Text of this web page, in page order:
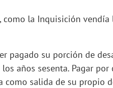
la Inquisición vendía
pagado su porción de
años sesenta. Pagar por
como salida de su propio